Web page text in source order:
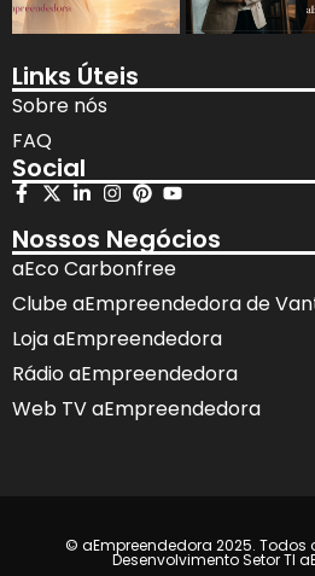
Links Úteis
Sobre nós
FAQ
Social
Nossos Negócios
aEco Carbonfree
Clube aEmpreendedora de
Loja aEmpreendedora
Rádio aEmpreendedora
Web TV aEmpreendedora
© aEmpreendedora 2025. Todos
Desenvolvimento Setor TI